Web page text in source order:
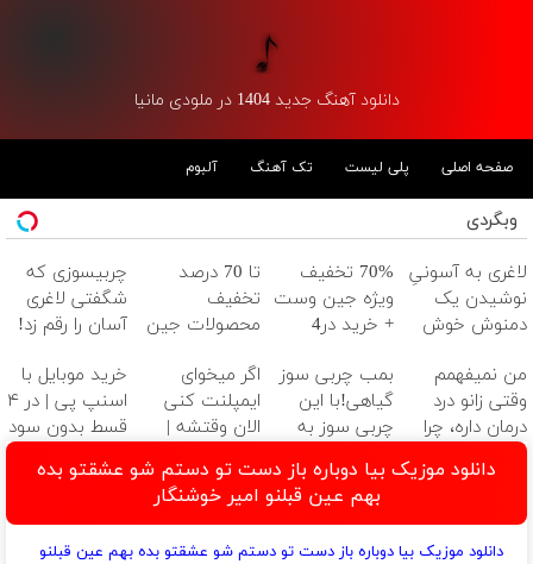
دانلود آهنگ جدید 1404 در ملودی مانیا
صفحه اصلی پلی لیست تک آهنگ آلبوم
وبگردی
لاغری به آسونیِ
نوشیدن یک
دمنوش خوش
70% تخفیف
ویژه جین وست
+ خرید در4
تا 70 درصد
تخفیف
محصولات جین
4 قسط
چربیسوزی که
شگفتی لاغری
آسان را رقم زد!
من نمیفهمم
وقتی زانو درد
درمان داره، چرا
دردش رو داری
تحمل میکنی؟❗
بمب چربی سوز
گیاهی!با این
چربی سوز به
شو با مجوز
بهداشت
اگر میخوای
ایمپلنت کنی
الان وقتشه |
میلیون تومان!!!
خرید موبایل با
اسنپ پی | در ۴
قسط بدون سود
دانلود موزیک بیا دوباره باز دست تو دستم شو عشقتو بده
بهم عین قبلنو امیر خوشنگار
دانلود موزیک بیا دوباره باز دست تو دستم شو عشقتو بده بهم عین قبلنو